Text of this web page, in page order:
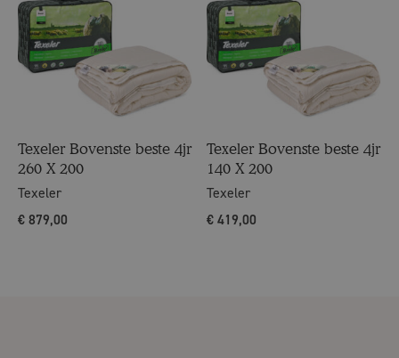
Texeler Bovenste beste 4jr
260 X 200
Texeler
€ 879,00
Texeler Bovenste beste 4jr
140 X 200
Texeler
€ 419,00